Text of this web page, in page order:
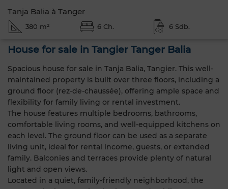
Tanja Balia à Tanger
380 m² 6 Ch. 6 Sdb.
House for sale in Tangier Tanger Balia
Spacious house for sale in Tanja Balia, Tangier. This well-
maintained property is built over three floors, including a
ground floor (rez-de-chaussée), offering ample space and
flexibility for family living or rental investment.
The house features multiple bedrooms, bathrooms,
comfortable living rooms, and well-equipped kitchens on
each level. The ground floor can be used as a separate
living unit, ideal for rental income, guests, or extended
family. Balconies and terraces provide plenty of natural
light and open views.
Located in a quiet, family-friendly neighborhood, the